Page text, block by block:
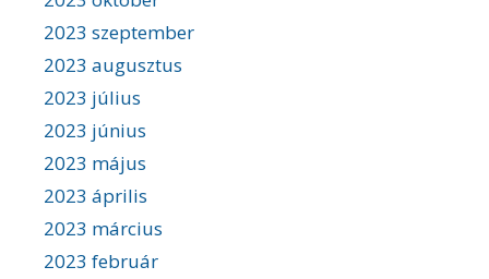
2023 szeptember
2023 augusztus
2023 július
2023 június
2023 május
2023 április
2023 március
2023 február